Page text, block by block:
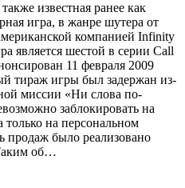
известная ранее как
игра, в жанре шутера от
компанией Infinity
является шестой в серии Call
11 февраля 2009
тираж игры был задержан из-
миссии «Ни слова по-
заблокировать на
на персональном
продаж было реализовано
об…